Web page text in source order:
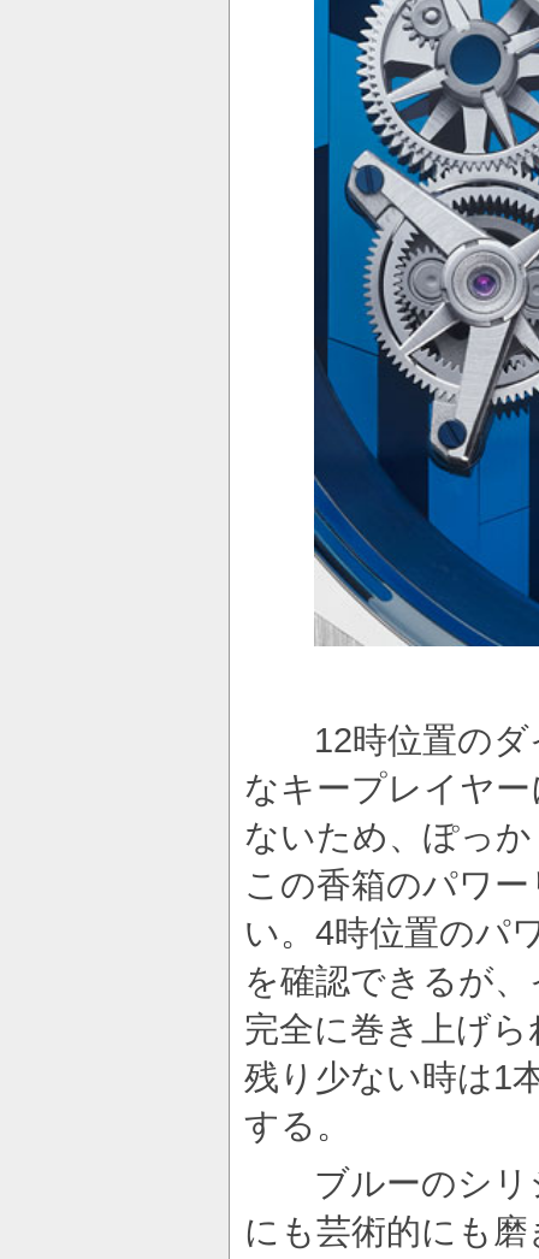
12時位置のダ
なキープレイヤ
ないため、ぽっ
この香箱のパワ
い。4時位置のパ
を確認できるが
完全に巻き上げ
残り少ない時は1
する。
ブルーのシリシ
にも芸術的にも